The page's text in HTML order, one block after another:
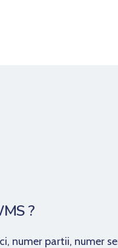
?
numer partii, numer